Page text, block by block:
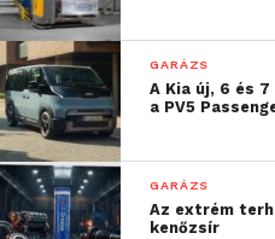
szakértője.
További friss híreket talál
Csatlakozzon hozzánk a
GARÁZS
A Kia új, 6 és
a PV5
GARÁZS
Az extrém
kenőzsír